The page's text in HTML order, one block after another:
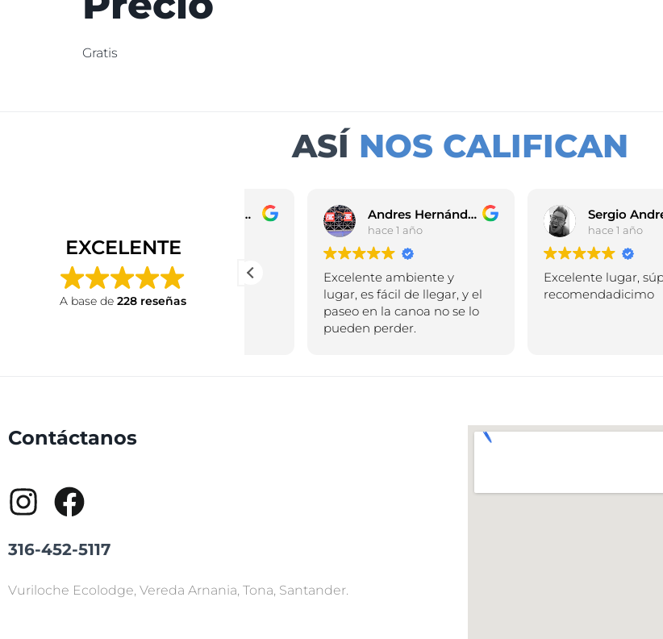
Gratis
ASÍ NOS CALIFICAN
EXCELENTE
A base de 228 reseñas
Estuve en Bucaramanga
hace poco y pase por
vuriloche por la
Andres Hernández
hace 1 año
Excelente ambiente y
lugar, es fácil de llegar, y el
paseo en la canoa no se lo
pueden perder.
Sergio Andres Castañeda Duarte
hace 1 año
Excelente lugar, súper
recomendadicimo
Contáctanos
316-452-5117
Vuriloche Ecolodge, Vereda Arnania, Tona, Santander.